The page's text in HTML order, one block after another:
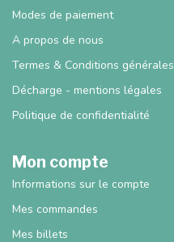
Modes de paiement
A propos de nous
Termes & Conditions générales
Décharge - mentions légales
Politique de confidentialité
Mon compte
Informations sur le compte
Mes commandes
Mes billets